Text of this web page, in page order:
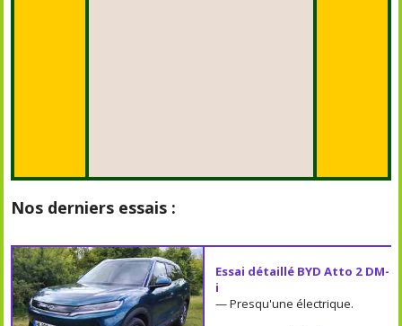
Nos derniers essais :
Essai détaillé BYD Atto 2 DM-
i
— Presqu'une électrique.